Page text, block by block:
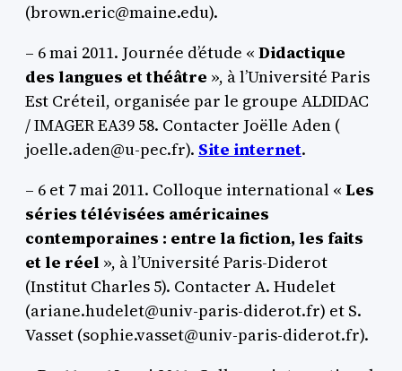
(brown.eric@maine.edu).
– 6 mai 2011. Journée d’étude « Didactique
des langues et théâtre », à l’Université Paris
Est Créteil, organisée par le groupe ALDIDAC
/ IMAGER EA39 58. Contacter Joëlle Aden (
joelle.aden@u-pec.fr). Site internet.
– 6 et 7 mai 2011. Colloque international « Les
séries télévisées américaines
contemporaines : entre la fiction, les faits
et le réel », à l’Université Paris-Diderot
(Institut Charles 5). Contacter A. Hudelet
(ariane.hudelet@univ-paris-diderot.fr) et S.
Vasset (sophie.vasset@univ-paris-diderot.fr).